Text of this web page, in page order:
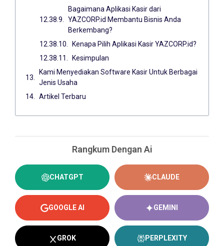
Bagaimana Aplikasi Kasir dari
YAZCORP.id Membantu Bisnis Anda
Berkembang?
Kenapa Pilih Aplikasi Kasir YAZCORP.id?
Kesimpulan
Kami Menyediakan Software Kasir Untuk Berbagai
Jenis Usaha
Artikel Terbaru
Rangkum Dengan Ai
CHATGPT CLAUDE
GOOGLE AI GEMINI
GROK PERPLEXITY